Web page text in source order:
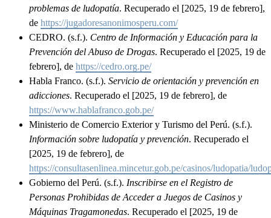
problemas de ludopatía. Recuperado el [2025, 19 de febrero],
de https://jugadoresanonimosperu.com/
CEDRO. (s.f.). Centro de Información y Educación para la
Prevención del Abuso de Drogas. Recuperado el [2025, 19 de
febrero], de https://cedro.org.pe/
Habla Franco. (s.f.). Servicio de orientación y prevención en
adicciones. Recuperado el [2025, 19 de febrero], de
https://www.hablafranco.gob.pe/
Ministerio de Comercio Exterior y Turismo del Perú. (s.f.).
Información sobre ludopatía y prevención. Recuperado el
[2025, 19 de febrero], de
https://consultasenlinea.mincetur.gob.pe/casinos/ludopatia/
Gobierno del Perú. (s.f.). Inscribirse en el Registro de
Personas Prohibidas de Acceder a Juegos de Casinos y
Máquinas Tragamonedas. Recuperado el [2025, 19 de